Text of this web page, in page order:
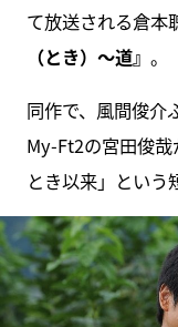
て放送される倉本
（とき）～道』 。
同作で、風間俊介
My-Ft2の宮田俊
とき以来」という